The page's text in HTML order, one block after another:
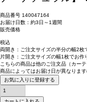
商品番号 140047164
お届け日数：約3日～1週間
販売価格
税込
両開き： ご注文サイズの半分の幅2枚
片開き： ご注文サイズの幅1枚でお作
こちらの商品は他のご注文品（カー
商品によってはお届け日が異なります
お気に入りに登録する